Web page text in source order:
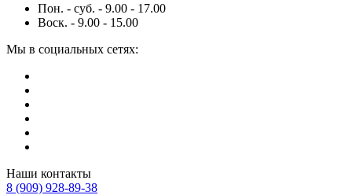
Пон. - суб. - 9.00 - 17.00
Воск. - 9.00 - 15.00
Мы в социальных сетях:
Наши контакты
8 (909) 928-89-38